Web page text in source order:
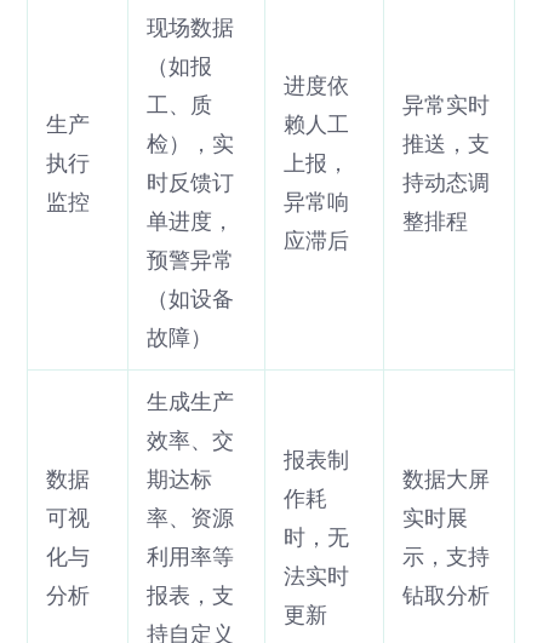
生产
执行
监控
现场数据
（如报
工、质
检），实
时反馈订
单进度，
预警异常
（如设备
故障）
进度依
赖人工
上报，
异常响
应滞后
异常实时
推送，支
持动态调
整排程
数据
可视
化与
分析
生成生产
效率、交
期达标
率、资源
利用率等
报表，支
持自定义
报表制
作耗
时，无
法实时
更新
数据大屏
实时展
示，支持
钻取分析